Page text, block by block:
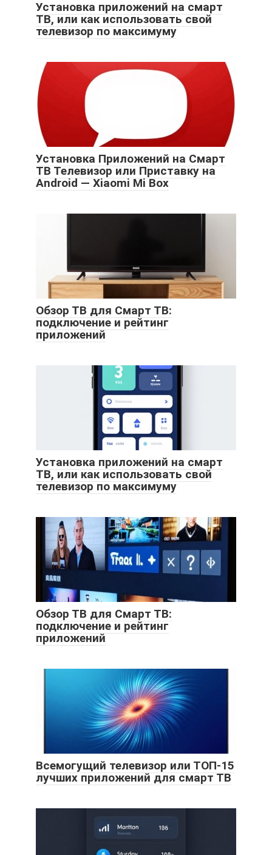
Установка приложений на смарт
ТВ, или как использовать свой
телевизор по максимуму
Установка Приложений на Смарт
ТВ Телевизор или Приставку на
Android — Xiaomi Mi Box
Обзор ТВ для Смарт ТВ:
подключение и рейтинг
приложений
Установка приложений на смарт
ТВ, или как использовать свой
телевизор по максимуму
Обзор ТВ для Смарт ТВ:
подключение и рейтинг
приложений
Всемогущий телевизор или ТОП-15
лучших приложений для смарт ТВ